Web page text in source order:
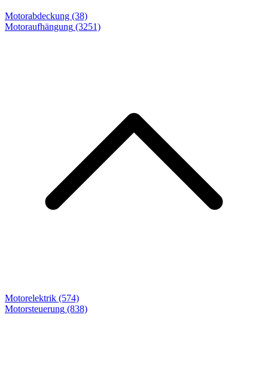
Motorabdeckung (38)
Motoraufhängung (3251)
Motorelektrik (574)
Motorsteuerung (838)